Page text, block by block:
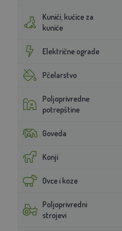
Kunići, kućice za
kuniće
Električne ograde
Pčelarstvo
Poljoprivredne
potrepštine
Goveda
Konji
Ovce i koze
Poljoprivredni
strojevi